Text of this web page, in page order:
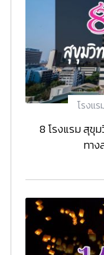
โรงแ
8 โรงแรม สุขุ
ทาง